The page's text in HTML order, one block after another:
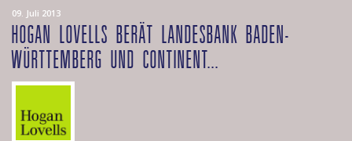
09. Juli 2013
HOGAN LOVELLS BERÄT LANDESBANK BADEN-
WÜRTTEMBERG UND CONTINENT...